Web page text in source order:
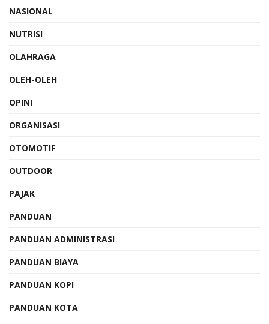
NASIONAL
NUTRISI
OLAHRAGA
OLEH-OLEH
OPINI
ORGANISASI
OTOMOTIF
OUTDOOR
PAJAK
PANDUAN
PANDUAN ADMINISTRASI
PANDUAN BIAYA
PANDUAN KOPI
PANDUAN KOTA